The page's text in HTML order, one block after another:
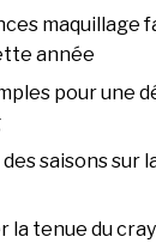
maquillage
année
pour une
saisons sur
la tenue du